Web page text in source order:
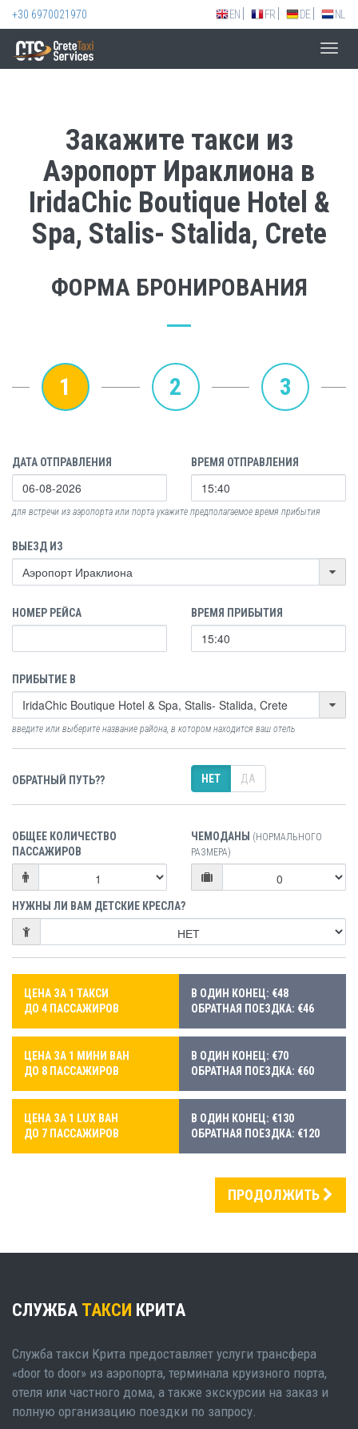
+30 6970021970 EN FR DE NL
Закажите такси из
Аэропорт Ираклиона в
IridaChic Boutique Hotel &
Spa, Stalis- Stalida, Crete
ФОРМА БРОНИРОВАНИЯ
1 2 3
ДАТА ОТПРАВЛЕНИЯ ВРЕМЯ ОТПРАВЛЕНИЯ
для встречи из аэропорта или порта укажите предполагаемое время прибытия
ВЫЕЗД ИЗ
НОМЕР РЕЙСА ВРЕМЯ ПРИБЫТИЯ
ПРИБЫТИЕ В
введите или выберите название района, в котором находится ваш отель
ОБРАТНЫЙ ПУТЬ?? НЕТ ДА
ОБЩЕЕ КОЛИЧЕСТВО
ПАССАЖИРОВ
ЧЕМОДАНЫ (НОРМАЛЬНОГО
РАЗМЕРА)
НУЖНЫ ЛИ ВАМ ДЕТСКИЕ КРЕСЛА?
ЦЕНА ЗА 1 ТАКСИ
ДО 4 ПАССАЖИРОВ
В ОДИН КОНЕЦ: €48
ОБРАТНАЯ ПОЕЗДКА: €46
ЦЕНА ЗА 1 МИНИ ВАН
ДО 8 ПАССАЖИРОВ
В ОДИН КОНЕЦ: €70
ОБРАТНАЯ ПОЕЗДКА: €60
ЦЕНА ЗА 1 LUX ВАН
ДО 7 ПАССАЖИРОВ
В ОДИН КОНЕЦ: €130
ОБРАТНАЯ ПОЕЗДКА: €120
ПРОДОЛЖИТЬ
СЛУЖБА ТАКСИ КРИТА
Служба такси Крита предоставляет услуги трансфера
«door to door» из аэропорта, терминала круизного порта,
отеля или частного дома, а также экскурсии на заказ и
полную организацию поездки по запросу.